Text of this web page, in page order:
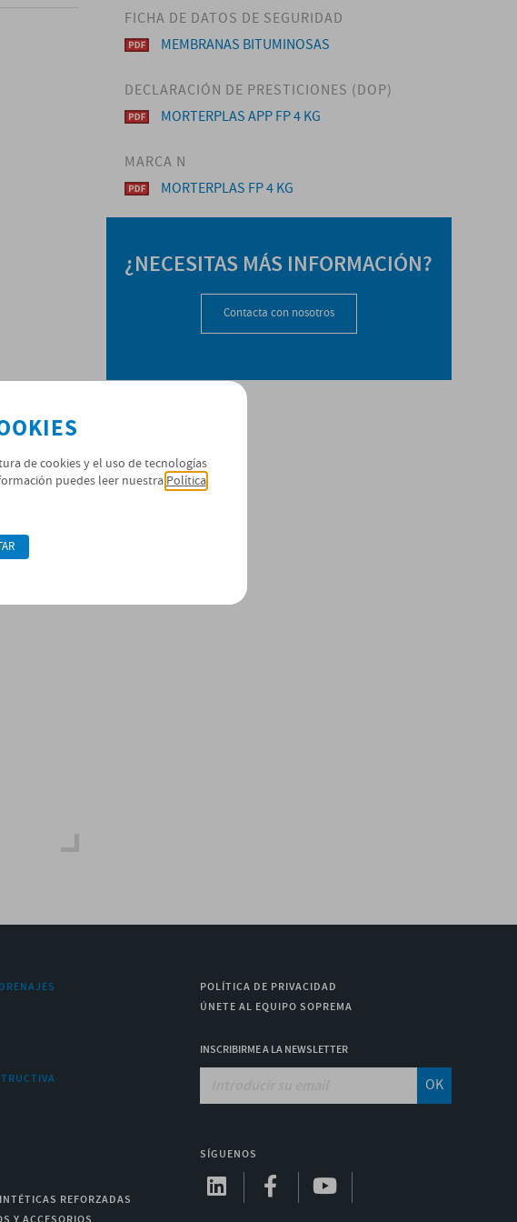
FICHA DE DATOS DE SEGURIDAD
MEMBRANAS BITUMINOSAS
DECLARACIÓN DE PRESTICIONES (DOP)
MORTERPLAS APP FP 4 KG
MARCA N
MORTERPLAS FP 4 KG
¿NECESITAS MÁS INFORMACIÓN?
Contacta con nosotros
REFORZADAS
POLÍTICA DE PRIVACIDAD
ÚNETE AL EQUIPO SOPREMA
INSCRIBIRME A LA NEWSLETTER
OK
SÍGUENOS
de cookies y el uso de tecnologías
puedes leer nuestra Política